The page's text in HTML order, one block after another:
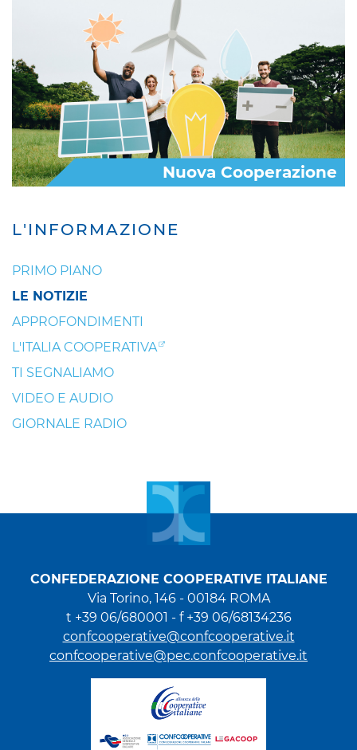
L'INFORMAZIONE
PRIMO PIANO
LE NOTIZIE
APPROFONDIMENTI
L'ITALIA COOPERATIVA
TI SEGNALIAMO
VIDEO E AUDIO
GIORNALE RADIO
Nuova Cooperazione
CONFEDERAZIONE COOPERATIVE ITALIANE
Via Torino, 146 - 00184 ROMA
t +39 06/680001 - f +39 06/68134236
confcooperative@confcooperative.it
confcooperative@pec.confcooperative.it